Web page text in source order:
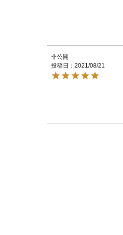
非公開
投稿日
2021/08/21